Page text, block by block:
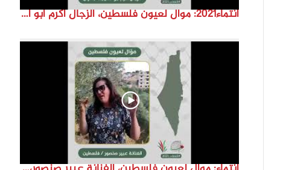
انتماء2021: موال لعيون فلسطين، الزجال أكرم أبو الهيجا، الاردن